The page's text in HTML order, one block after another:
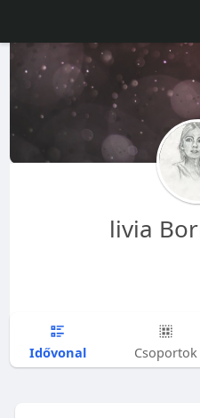
livia
Idővonal Csoportok